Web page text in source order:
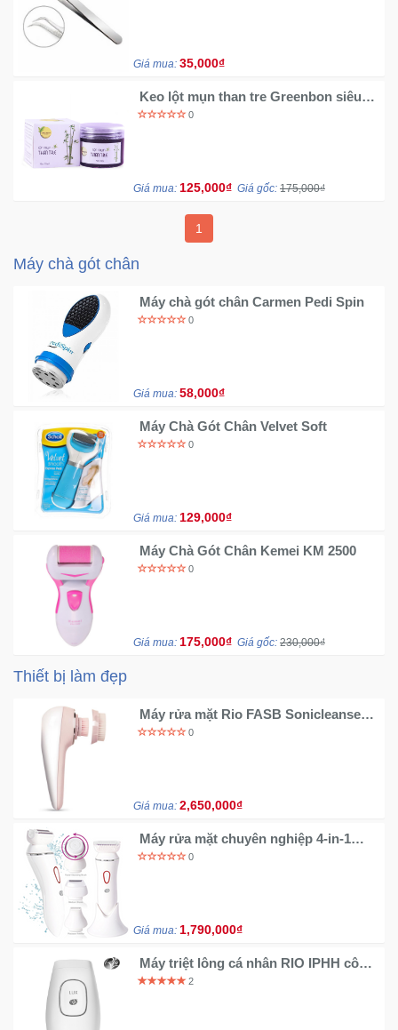
Văn
Khỏe
Làm
Massage
chơi
pháp
Voucher
Giá mua: 35,000₫
Keo lột mụn than tre Greenbon siêu
mạnh
0
Giá mua: 125,000₫ Giá gốc: 175,000₫
1
Máy chà gót chân
Máy chà gót chân Carmen Pedi Spin
0
Giá mua: 58,000₫
Máy Chà Gót Chân Velvet Soft
0
Giá mua: 129,000₫
Máy Chà Gót Chân Kemei KM 2500
0
Giá mua: 175,000₫ Giá gốc: 230,000₫
Thiết bị làm đẹp
Máy rửa mặt Rio FASB Sonicleanse
Pure nhập khẩu Anh
0
Giá mua: 2,650,000₫
Máy rửa mặt chuyên nghiệp 4-in-1
Lady Shaver & Facial Brush
0
Giá mua: 1,790,000₫
Máy triệt lông cá nhân RIO IPHH công
nghệ IPL nhập khẩu Anh Quốc
2